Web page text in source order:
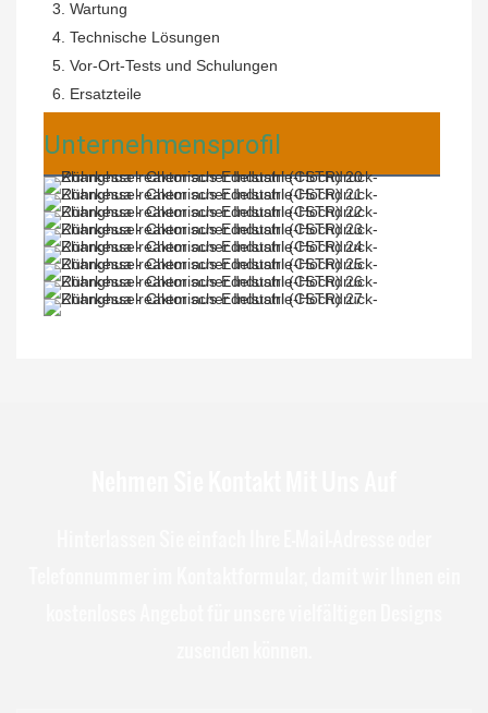
3. Wartung
4. Technische Lösungen
5. Vor-Ort-Tests und Schulungen
6. Ersatzteile
Unternehmensprofil